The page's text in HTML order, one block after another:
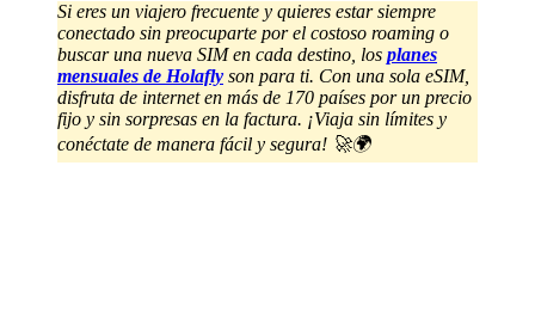
Si eres un viajero frecuente y quieres estar siempre
conectado sin preocuparte por el costoso roaming o
buscar una nueva SIM en cada destino, los planes
mensuales de Holafly son para ti. Con una sola eSIM,
disfruta de internet en más de 170 países por un precio
fijo y sin sorpresas en la factura. ¡Viaja sin límites y
conéctate de manera fácil y segura! 🚀🌍